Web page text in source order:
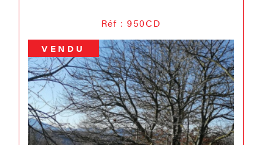
Réf : 950CD
VENDU